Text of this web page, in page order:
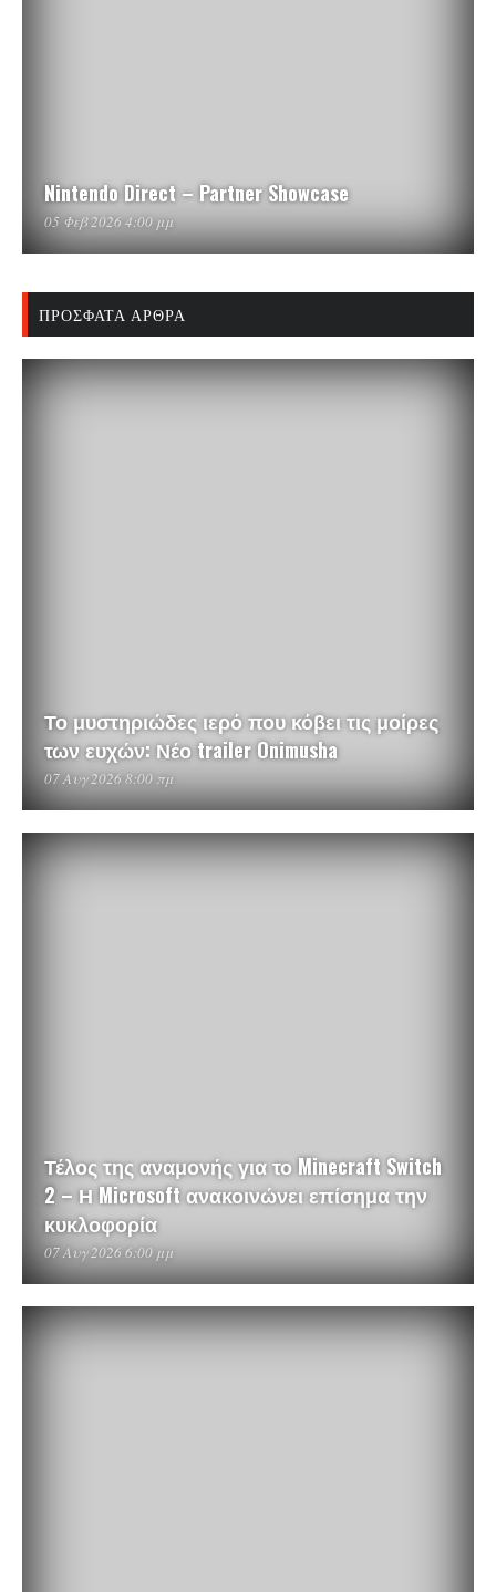
Nintendo Direct – Partner Showcase
05 Φεβ 2026 4:00 μμ
ΠΡΌΣΦΑΤΑ ΆΡΘΡΑ
Το μυστηριώδες ιερό που κόβει τις μοίρες
των ευχών: Νέο trailer Onimusha
07 Αυγ 2026 8:00 πμ
Τέλος της αναμονής για το Minecraft Switch
2 – Η Microsoft ανακοινώνει επίσημα την
κυκλοφορία
07 Αυγ 2026 6:00 μμ